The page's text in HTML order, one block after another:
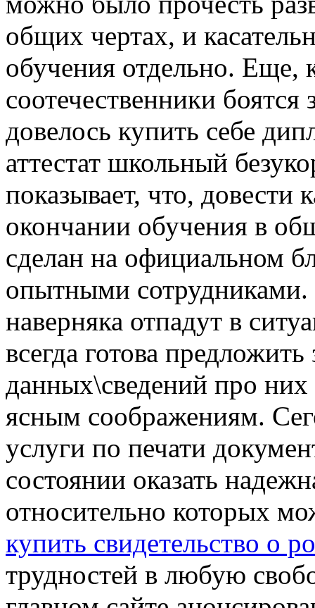
общих чертах, и
обучения отдельно. Еще,
соотечественники
довелось купить себе
аттестат школьный
показывает, что, довести
окончании обучения в
сделан на официальном
опытными
наверняка отпадут в
всегда готова
данных\сведений про них
ясным соображениям.
услуги по печати
состоянии оказать
относительно которых
купить свидетельство о
трудностей в любую